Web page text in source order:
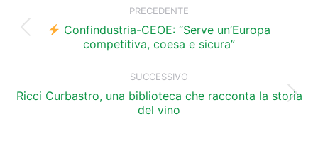
tra
PRECEDENTE
Post
precedente:
Confindustria-CEOE: “Serve un’Europa
competitiva, coesa e sicura”
SUCCESSIVO
Prossimo
post:
Ricci Curbastro, una biblioteca che racconta la storia
del vino